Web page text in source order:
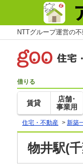
NTTグループ運営の
借りる
賃貸
店舗･
事業用
住宅・不動産 > 新築
物井駅(